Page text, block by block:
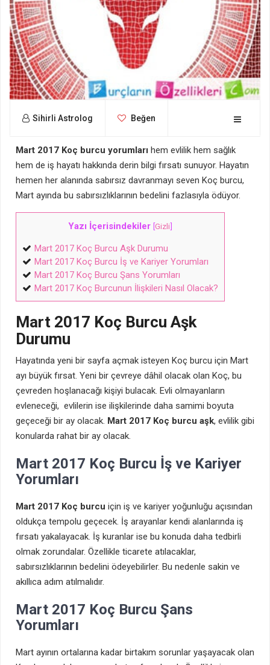
Sihirli Astrolog Beğen
Mart 2017 Koç burcu yorumları hem evlilik hem sağlık
hem de iş hayatı hakkında derin bilgi fırsatı sunuyor. Hayatın
hemen her alanında sabırsız davranmayı seven Koç burcu,
Mart ayında bu sabırsızlıklarının bedelini fazlasıyla ödüyor.
Yazı İçerisindekiler [Gizli]
Mart 2017 Koç Burcu Aşk Durumu
Mart 2017 Koç Burcu İş ve Kariyer Yorumları
Mart 2017 Koç Burcu Şans Yorumları
Mart 2017 Koç Burcunun İlişkileri Nasıl Olacak?
Mart 2017 Koç Burcu Aşk
Durumu
Hayatında yeni bir sayfa açmak isteyen Koç burcu için Mart
ayı büyük fırsat. Yeni bir çevreye dâhil olacak olan Koç, bu
çevreden hoşlanacağı kişiyi bulacak. Evli olmayanların
evleneceği, evlilerin ise ilişkilerinde daha samimi boyuta
geçeceği bir ay olacak. Mart 2017 Koç burcu aşk, evlilik gibi
konularda rahat bir ay olacak.
Mart 2017 Koç Burcu İş ve Kariyer
Yorumları
Mart 2017 Koç burcu için iş ve kariyer yoğunluğu açısından
oldukça tempolu geçecek. İş arayanlar kendi alanlarında iş
fırsatı yakalayacak. İş kuranlar ise bu konuda daha tedbirli
olmak zorundalar. Özellikle ticarete atılacaklar,
sabırsızlıklarının bedelini ödeyebilirler. Bu nedenle sakin ve
akıllıca adım atılmalıdır.
Mart 2017 Koç Burcu Şans
Yorumları
Mart ayının ortalarına kadar birtakım sorunlar yaşayacak olan